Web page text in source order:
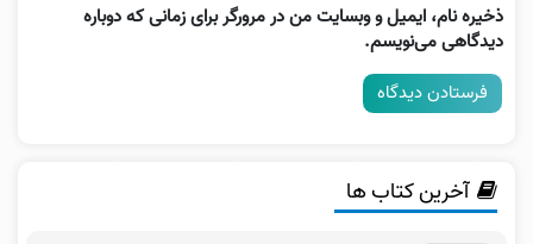
ذخیره نام، ایمیل و وبسایت من در مرورگر برای زمانی که دوباره
دیدگاهی می‌نویسم.
آخرین کتاب ها